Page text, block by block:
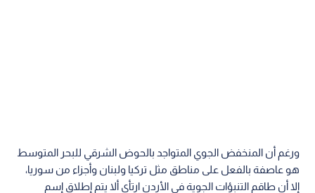
ورغم أن المنخفض الجوي المتواجد بالحوض الشرقي للبحر المتوسط
هو عاصفة بالفعل على مناطق مثل تركيا ولبنان وأجزاء من سوريا،
إلا أن طاقم التنبؤات الجوية في الأردن ارتأى ألا يتم إطلاق إسم